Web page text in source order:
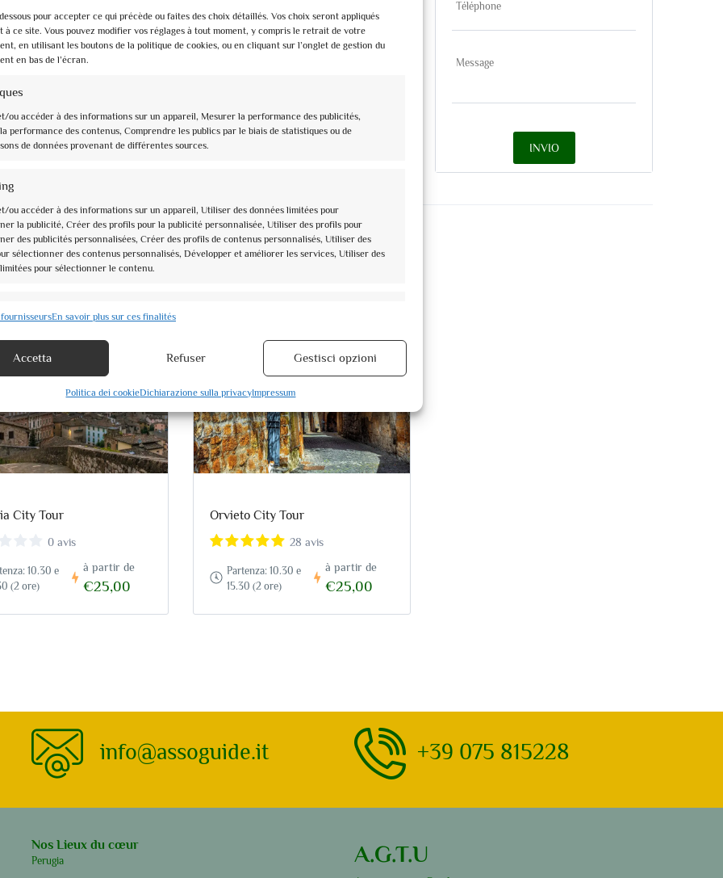
pour accepter ce qui précède ou faites des choix détaillés. Vos choix seront appliqués
à ce site. Vous pouvez modifier vos réglages à tout moment, y compris le retrait de votre
en utilisant les boutons de la politique de cookies, ou en cliquant sur l’onglet de gestion du
en bas de l’écran.
ou accéder à des informations sur un appareil, Mesurer la performance des publicités,
performance des contenus, Comprendre les publics par le biais de statistiques ou de
de données provenant de différentes sources.
ou accéder à des informations sur un appareil, Utiliser des données limitées pour
la publicité, Créer des profils pour la publicité personnalisée, Utiliser des profils pour
des publicités personnalisées, Créer des profils de contenus personnalisés, Utiliser des
sélectionner des contenus personnalisés, Développer et améliorer les services, Utiliser des
pour sélectionner le contenu.
Relier différents appareils, Identifier les appareils en fonction des informations
automatiquement.
la sécurité, prévenir et détecter la fraude et réparer les
Fournir et présenter des publicités et du contenu.
Toujours activé
fournisseursEn savoir plus sur ces finalités
Accetta Refuser Gestisci opzioni
Politica dei cookieDichiarazione sulla privacyImpressum
antica affacciandoci sui resti del teatro romano. Si continua la passeggiata
del foro. Di certo la sorpresa maggiore sarà la magnifica Piazza del Duomo,
Cattedrale dedicata all’Assunta, dentro e fuori.
Ceci peut aussi vous intéresser
City Tour
0 avis
10.30 e
(2 ore)
à partir de
€25,00
Orvieto City Tour
28 avis
Partenza: 10.30 e
15.30 (2 ore)
à partir de
€25,00
info@assoguide.it +39 075 815228
Nos Lieux du cœur
Perugia A.G.T.U